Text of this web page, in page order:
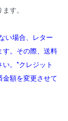
す。
い場合、レター
す。その際、送料
。*クレジット
額を変更させて